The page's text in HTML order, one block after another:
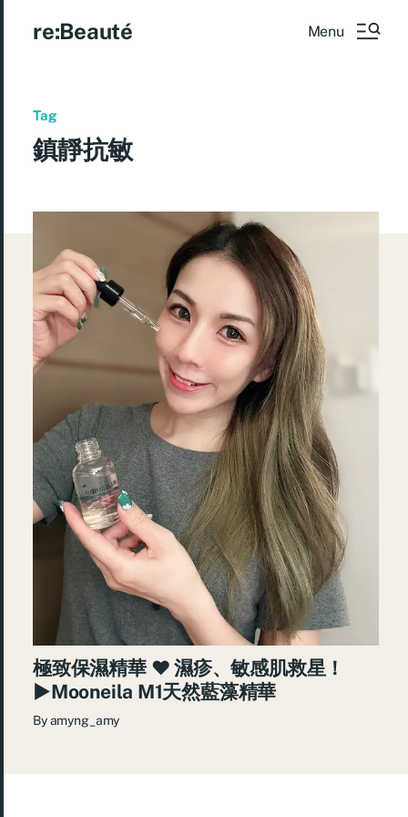
re:Beauté Menu
Tag
鎮靜抗敏
極致保濕精華 ♥ 濕疹、敏感肌救星！
►Mooneila M1天然藍藻精華
Byamyng_amy